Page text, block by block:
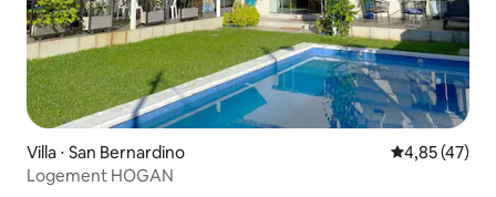
Villa ⋅ San Bernardino Évaluation
4,85 (47)
Logement HOGAN